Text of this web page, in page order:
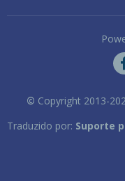
© Copyright 2013-
Traduzido por: Suporte